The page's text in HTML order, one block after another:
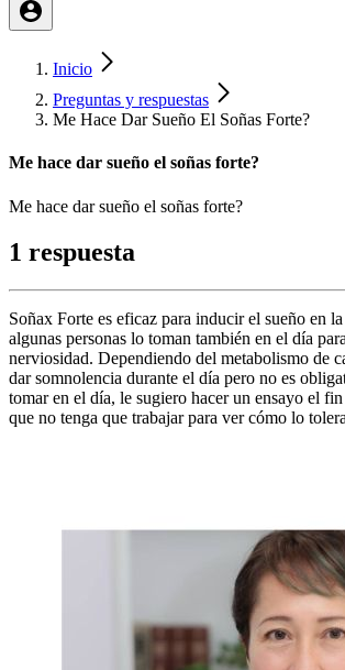
Inicio
Preguntas y respuestas
Me Hace Dar Sueño El Soñas Forte?
Me hace dar sueño el soñas forte?
Me hace dar sueño el soñas forte?
1 respuesta
Soñax Forte es eficaz para inducir el sueño en
algunas personas lo toman también en el día
nerviosidad. Dependiendo del metabolismo de
dar somnolencia durante el día pero no es
tomar en el día, le sugiero hacer un ensayo el
que no tenga que trabajar para ver cómo lo